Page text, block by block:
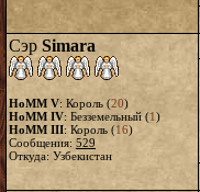
Сэр Simara
HoMM V: Король (20)
HoMM IV: Безземельный (1)
HoMM III: Король (16)
Сообщения: 529
Откуда: Узбекистан